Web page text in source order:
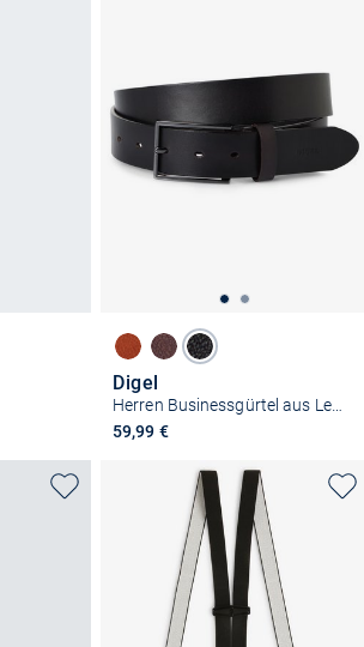
Digel
Herren Businessgürtel aus Leder - Giacomo
59,99 €